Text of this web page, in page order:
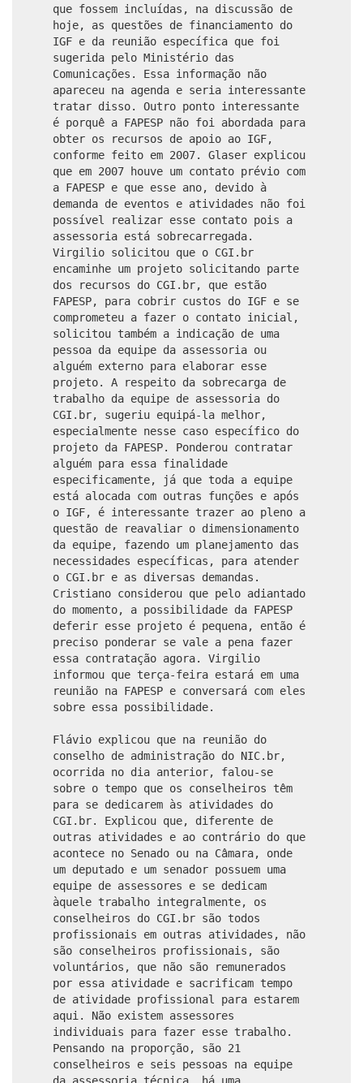
que fossem incluídas, na discussão de
hoje, as questões de financiamento do
IGF e da reunião específica que foi
sugerida pelo Ministério das
Comunicações. Essa informação não
apareceu na agenda e seria interessante
tratar disso. Outro ponto interessante
é porquê a FAPESP não foi abordada para
obter os recursos de apoio ao IGF,
conforme feito em 2007. Glaser explicou
que em 2007 houve um contato prévio com
a FAPESP e que esse ano, devido à
demanda de eventos e atividades não foi
possível realizar esse contato pois a
assessoria está sobrecarregada.
Virgilio solicitou que o CGI.br
encaminhe um projeto solicitando parte
dos recursos do CGI.br, que estão
FAPESP, para cobrir custos do IGF e se
comprometeu a fazer o contato inicial,
solicitou também a indicação de uma
pessoa da equipe da assessoria ou
alguém externo para elaborar esse
projeto. A respeito da sobrecarga de
trabalho da equipe de assessoria do
CGI.br, sugeriu equipá-la melhor,
especialmente nesse caso específico do
projeto da FAPESP. Ponderou contratar
alguém para essa finalidade
especificamente, já que toda a equipe
está alocada com outras funções e após
o IGF, é interessante trazer ao pleno a
questão de reavaliar o dimensionamento
da equipe, fazendo um planejamento das
necessidades específicas, para atender
o CGI.br e as diversas demandas.
Cristiano considerou que pelo adiantado
do momento, a possibilidade da FAPESP
deferir esse projeto é pequena, então é
preciso ponderar se vale a pena fazer
essa contratação agora. Virgilio
informou que terça-feira estará em uma
reunião na FAPESP e conversará com eles
sobre essa possibilidade.
Flávio explicou que na reunião do
conselho de administração do NIC.br,
ocorrida no dia anterior, falou-se
sobre o tempo que os conselheiros têm
para se dedicarem às atividades do
CGI.br. Explicou que, diferente de
outras atividades e ao contrário do que
acontece no Senado ou na Câmara, onde
um deputado e um senador possuem uma
equipe de assessores e se dedicam
àquele trabalho integralmente, os
conselheiros do CGI.br são todos
profissionais em outras atividades, não
são conselheiros profissionais, são
voluntários, que não são remunerados
por essa atividade e sacrificam tempo
de atividade profissional para estarem
aqui. Não existem assessores
individuais para fazer esse trabalho.
Pensando na proporção, são 21
conselheiros e seis pessoas na equipe
da assessoria técnica, há uma